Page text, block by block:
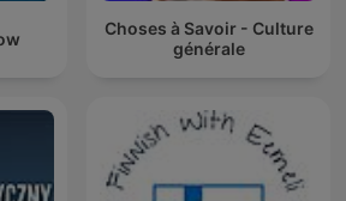
Choses à Savoir - Culture
générale